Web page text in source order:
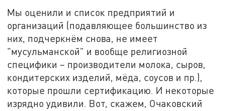
Мы оценили и список предприятий и
организаций (подавляющее большинство из
них, подчеркнём снова, не имеет
"мусульманской" и вообще религиозной
специфики – производители молока, сыров,
кондитерских изделий, мёда, соусов и пр.),
которые прошли сертификацию. И некоторые
изрядно удивили. Вот, скажем, Очаковский